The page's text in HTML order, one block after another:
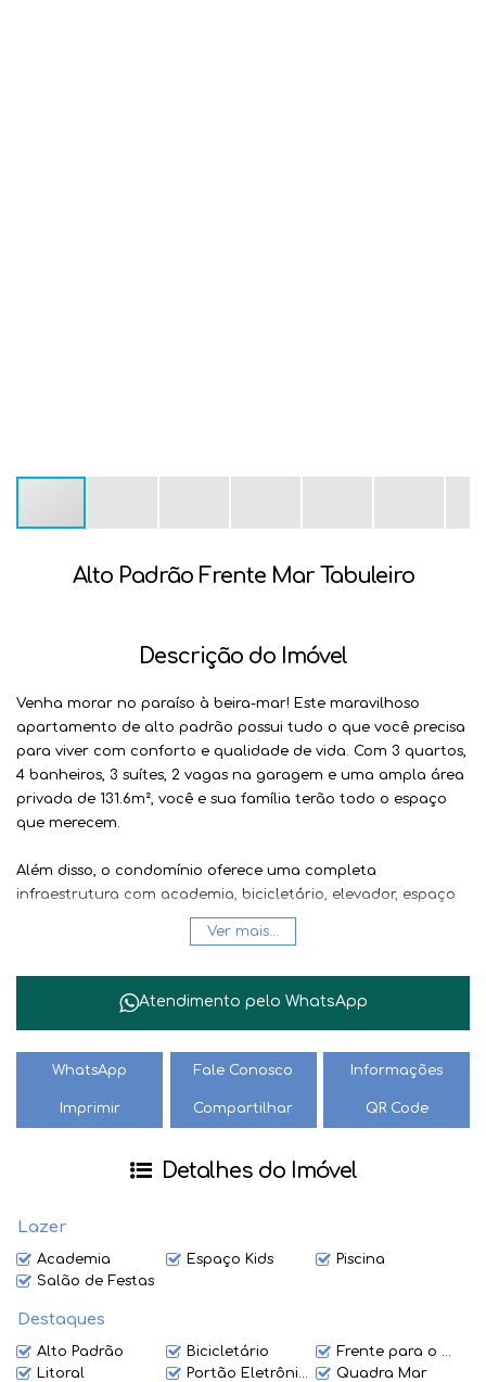
Alto Padrão Frente Mar Tabuleiro
Descrição do Imóvel
Venha morar no paraíso à beira-mar! Este maravilhoso
apartamento de alto padrão possui tudo o que você precisa
para viver com conforto e qualidade de vida. Com 3 quartos,
4 banheiros, 3 suítes, 2 vagas na garagem e uma ampla área
privada de 131.6m², você e sua família terão todo o espaço
que merecem.
Além disso, o condomínio oferece uma completa
infraestrutura com academia, bicicletário, elevador, espaço
kids, piscina, quadra mar, salão de festas e portão eletrônico.
Tudo isso em uma localização privilegiada, de frente para o
Não perca tempo e agende sua visita para conhecer essa
Entre em contato agora mesmo e realize o seu sonho de
Ver mais...
Atendimento pelo WhatsApp
WhatsApp Fale Conosco Informações
Imprimir Compartilhar QR Code
Detalhes do Imóvel
Lazer
Academia Espaço Kids
Piscina
Salão de Festas
Destaques
Alto Padrão Bicicletário
Frente para o Mar
Litoral
Portão Eletrônico Quadra Mar